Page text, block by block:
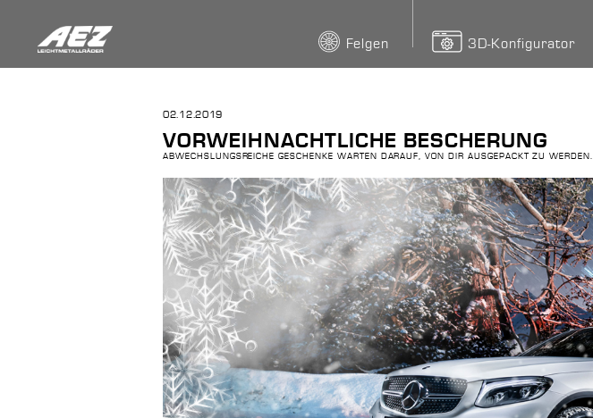
Felgen 3D-Konfigurator
02.12.2019
VORWEIHNACHTLICHE BESCHERUNG
ABWECHSLUNGSREICHE GESCHENKE WARTEN DARAUF, VON DIR AUSGEPACKT ZU WERDEN.